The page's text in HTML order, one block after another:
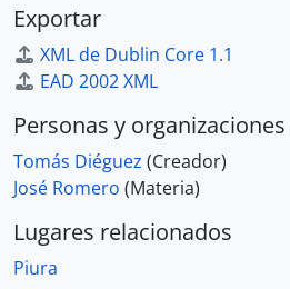
Exportar
XML de Dublin Core 1.1
EAD 2002 XML
Personas y
Tomás Diéguez (Creador)
José Romero (Materia)
Lugares relacionados
Piura